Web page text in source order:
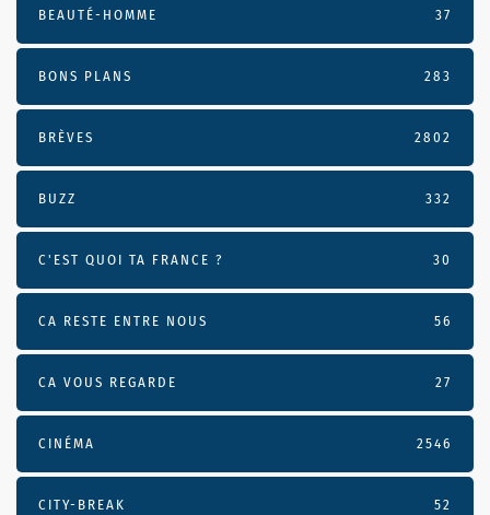
BEAUTÉ-HOMME 37
BONS PLANS 283
BRÈVES 2802
BUZZ 332
C'EST QUOI TA FRANCE ? 30
CA RESTE ENTRE NOUS 56
CA VOUS REGARDE 27
CINÉMA 2546
CITY-BREAK 52